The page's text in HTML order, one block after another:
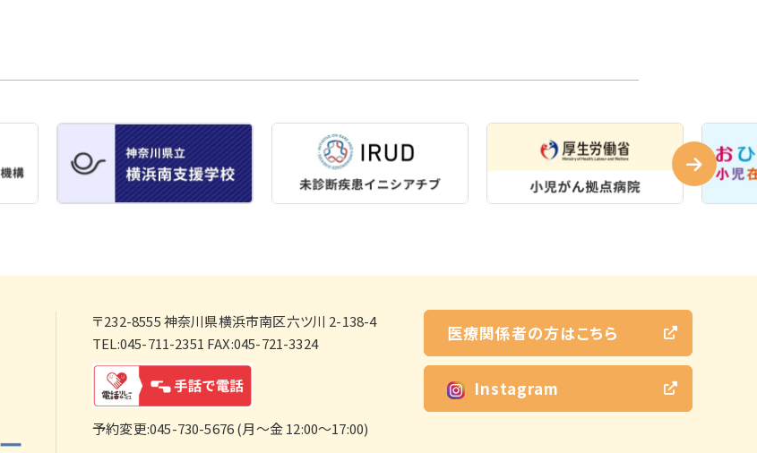
〒232-8555神奈川県横浜市南区六ツ川 2-138-4
TEL:045-711-2351 FAX:045-721-3324
予約変更:045-730-5676 (月～金 12:00～17:00)
医療関係者の方はこちら
Instagram